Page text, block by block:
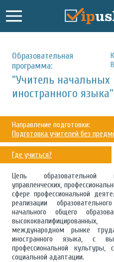
Образовательная
программа:
"Учитель начальных
иностранного языка"
Направление подготовки:
Подготовка учителей без
Где учиться?
Цель образовательной
управленческих,
сфере профессиональной
реализации
начального общего
международном рынке
иностранного языка, с
профессиональной
социальной адаптации.